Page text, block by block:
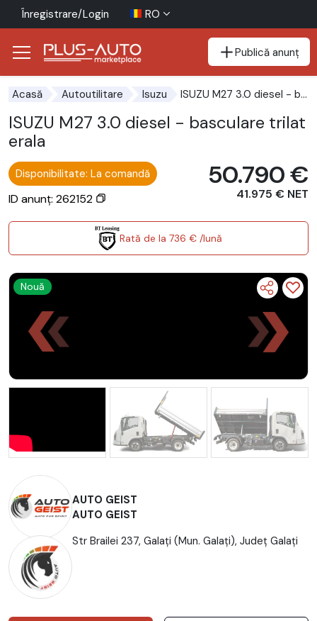
Înregistrare/Login RO
Publică anunț
Acasă Autoutilitare Isuzu ISUZU M27 3.0 diesel - basculare trilaterala
ISUZU M27 3.0 diesel - basculare trilat
erala
Disponibilitate: La comandă
ID anunț: 262152
50.790 €
41.975 € NET
Rată de la 736 € /lună
Nouă
AUTO GEIST
AUTO GEIST
Str Brailei 237, Galaţi (Mun. Galaţi), Județ Galaţi